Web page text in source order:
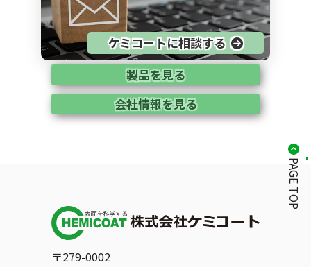
ケミコートに相談する
製品を見る
会社情報を見る
〒279-0002
PAGE TOP